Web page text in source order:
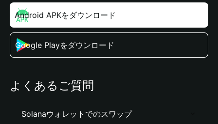
Android APKをダウンロード
Google Playをダウンロード
よくあるご質問
Solanaウォレットでのスワップ